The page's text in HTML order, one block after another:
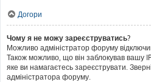
Догори
Чому я не можу зареєструватись?
Можливо адміністратор форуму
Також можливо, що він заблокував вашу
яке ви намагаєтесь зареєструвати.
адміністратора форуму.